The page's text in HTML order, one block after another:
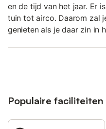
en de tijd van het jaar. Er
tuin tot airco. Daarom zal
genieten als je daar zin in
Populaire faciliteiten